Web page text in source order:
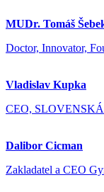
MUDr. Tomáš
Doctor, Innovator,
Vladislav Kupka
CEO, SLOVENSKÁ
Dalibor Cicman
Zakladatel a CEO